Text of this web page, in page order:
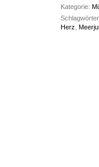
Kategorie:
Herz